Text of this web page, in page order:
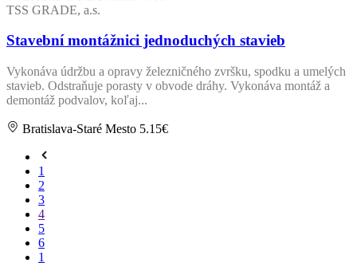
TSS GRADE, a.s.
Stavební montážnici jednoduchých stavieb
Vykonáva údržbu a opravy železničného zvršku, spodku a umelých
stavieb. Odstraňuje porasty v obvode dráhy. Vykonáva montáž a
demontáž podvalov, koľaj...
Bratislava-Staré Mesto 5.15€
1
2
3
4
5
6
1